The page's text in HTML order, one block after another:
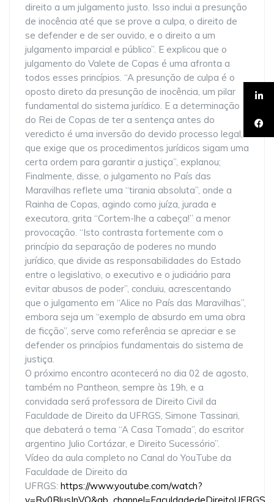
direito a um julgamento justo. Isso inclui a presunção
de inocência até que se prove a culpa, o direito de
se defender e de ser ouvido, e o direito a um
julgamento imparcial e público”. E explicou que o
julgamento do Valete de Copas é uma afronta a
todos esses princípios. “A presunção de culpa é o
oposto direto da presunção de inocência, um pilar
fundamental do sistema jurídico. E a determinação
do Rei de Copas de ter a sentença antes do
veredicto é uma inversão do devido processo legal,
que exige que os procedimentos jurídicos sigam uma
certa ordem para garantir a justiça”, explanou;
Finalmente, disse, o julgamento no País das
Maravilhas reflete uma “tirania absoluta”, onde a
Rainha de Copas, agindo como juíza, jurada e
executora, grita “Cortem-lhe a cabeça!” a menor
provocação. “Isto contrasta fortemente com o
princípio da separação de poderes no mundo
jurídico, que divide as responsabilidades do Estado
entre o legislativo, o executivo e o judiciário para
evitar abusos de poder”, concluiu, acrescentando
que o julgamento em “Alice no País das Maravilhas”,
embora seja um “exemplo de absurdo em uma obra
de ficção”, serve como referência se apreciar e se
defender os princípios fundamentais do sistema de
justiça.
O próximo encontro acontecerá no dia 02 de agosto,
também no Pantheon, sempre às 19h, e a
convidada será professora de Direito Civil da
Faculdade de Direito da UFRGS, Simone Tassinari,
que debaterá o tema “A Casa Tomada”, do escritor
argentino Julio Cortázar, e Direito Sucessório”.
Vídeo da aula completo no Canal do YouTube da
Faculdade de Direito da
UFRGS: https://www.youtube.com/watch?